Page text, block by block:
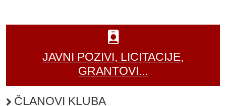
JAVNI POZIVI, LICITACIJE,
GRANTOVI...
ČLANOVI KLUBA